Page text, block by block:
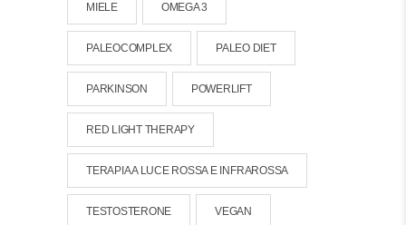
MIELE OMEGA 3
PALEOCOMPLEX PALEO DIET
PARKINSON POWERLIFT
RED LIGHT THERAPY
TERAPIA A LUCE ROSSA E INFRAROSSA
TESTOSTERONE VEGAN